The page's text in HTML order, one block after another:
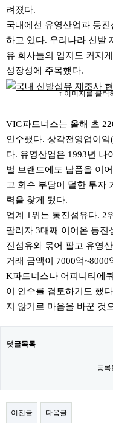
려졌다.
국내에선 유영산업과 동
하고 있다. 우리나라 신발
유 회사들의 입지도 커지
성장성에 주목했다.
↑ 이미지를 클릭
VIG파트너스는 올해 초
인수했다. 상각전영업이
다. 유영산업은 1993년 나
벌 브랜드에도 납품을 이
고 회수 부담이 덜한 투자
력을 찾게 됐다.
업계 1위는 동진섬유다. 2
팔리자 3대째 이어온 동진
진섬유와 묶어 팔고 유영
거래 금액이 7000억
K파트너스나 어피니티에
이 인수를 검토하기도 했
지 않기로 마음을 바꾼 것
댓글목록
등록
이전글 다음글